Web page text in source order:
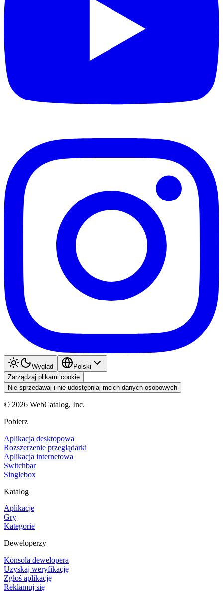
Wygląd
Polski
Zarządzaj plikami cookie
Nie sprzedawaj i nie udostępniaj moich danych osobowych
© 2026 WebCatalog, Inc.
Pobierz
Aplikacja desktopowa
Rozszerzenie przeglądarki
Aplikacja internetowa
Switchbar
Singlebox
Katalog
Aplikacje
Gry
Kategorie
Deweloperzy
Konsola dewelopera
Uzyskaj weryfikację
Zgłoś aplikację
Reklamuj się